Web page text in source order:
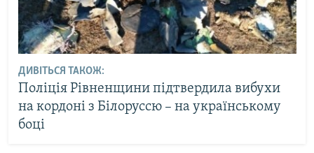
ДИВІТЬСЯ ТАКОЖ:
Поліція Рівненщини підтвердила вибухи
на кордоні з Білоруссю – на українському
боці